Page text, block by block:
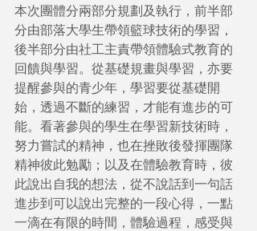
本次團體分兩部分規劃及執行，前半部
分由部落大學生帶領籃球技術的學習，
後半部分由社工主責帶領體驗式教育的
回饋與學習。從基礎規畫與學習，亦要
提醒參與的青少年，學習要從基礎開
始，透過不斷的練習，才能有進步的可
能。看著參與的學生在學習新技術時，
努力嘗試的精神，也在挫敗後發揮團隊
精神彼此勉勵；以及在體驗教育時，彼
此說出自我的想法，從不說話到一句話
進步到可以說出完整的一段心得，一點
一滴在有限的時間，體驗過程，感受與